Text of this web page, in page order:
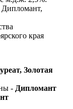
края
Золотая
- Дипломант